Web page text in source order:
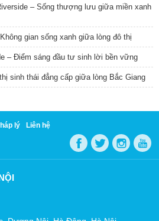
– Sống thượng lưu giữa miền xanh
gian sống xanh giữa lòng đô thị
– Điểm sáng đầu tư sinh lời bền vững
sinh thái đẳng cấp giữa lòng Bắc Giang
lý Liên hệ